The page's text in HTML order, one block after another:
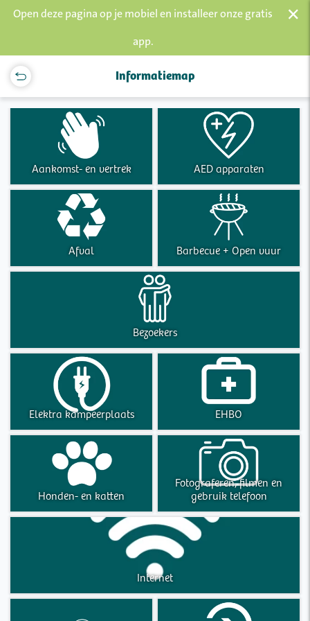
Open deze pagina op je mobiel en installeer onze gratis
app.
×
Informatiemap
Aankomst- en vertrek AED apparaten
Afval Barbecue + Open vuur
Bezoekers
EHBO
Elektra kampeerplaats
Fotograferen, filmen en
gebruik telefoon
Honden- en katten
Internet